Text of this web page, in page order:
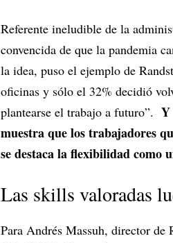
Referente ineludible de la
convencida de que la pandemia
la idea, puso el ejemplo de
oficinas y sólo el 32% decidió
plantearse el trabajo a futuro”. Y
muestra que los trabajadores
se destaca la flexibilidad como
Las skills valoradas
Para Andrés Massuh, director de